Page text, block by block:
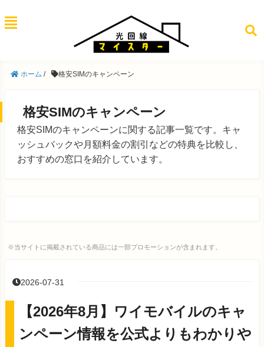
ホーム / 格安SIMのキャンペーン
格安SIMのキャンペーン
格安SIMのキャンペーンに関する記事一覧です。キャ
ッシュバックや月額料金の割引などの特典を比較し、
おすすめの窓口を紹介しています。
※当サイトに掲載されている商品には一部プロモーションが含まれます。
2026-07-31
【2026年8月】ワイモバイルのキャ
ンペーン情報を公式よりもわかりや